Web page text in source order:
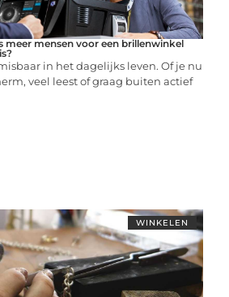
meer mensen voor een brillenwinkel
in het dagelijks leven. Of je nu
veel leest of graag buiten actief
WINKELEN